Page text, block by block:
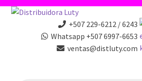
+507 229-6212 / 6243
Whatsapp +507 6997-6653
ventas@distluty.com